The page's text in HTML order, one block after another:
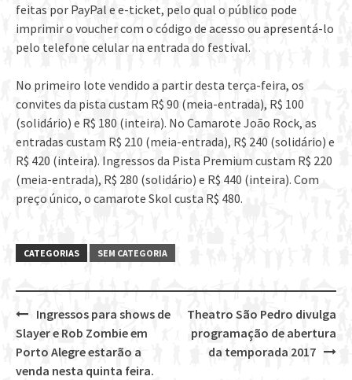
feitas por PayPal e e-ticket, pelo qual o público pode
imprimir o voucher com o código de acesso ou apresentá-lo
pelo telefone celular na entrada do festival.
No primeiro lote vendido a partir desta terça-feira, os
convites da pista custam R$ 90 (meia-entrada), R$ 100
(solidário) e R$ 180 (inteira). No Camarote João Rock, as
entradas custam R$ 210 (meia-entrada), R$ 240 (solidário) e
R$ 420 (inteira). Ingressos da Pista Premium custam R$ 220
(meia-entrada), R$ 280 (solidário) e R$ 440 (inteira). Com
preço único, o camarote Skol custa R$ 480.
CATEGORIAS SEM CATEGORIA
Post
navigation
Theatro São Pedro divulga
programação de abertura
da temporada 2017
Ingressos para shows de
Slayer e Rob Zombie em
Porto Alegre estarão a
venda nesta quinta feira.